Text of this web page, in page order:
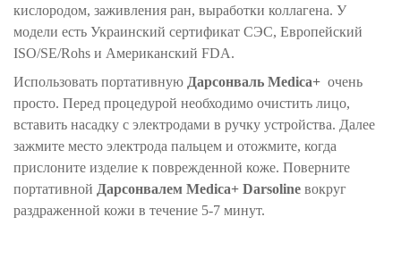
кислородом, заживления ран, выработки коллагена. У
модели есть Украинский сертификат СЭС, Европейский
ISO/SE/Rohs и Американский FDA.
Использовать портативную Дарсонваль Medica+ очень
просто. Перед процедурой необходимо очистить лицо,
вставить насадку с электродами в ручку устройства. Далее
зажмите место электрода пальцем и отожмите, когда
прислоните изделие к поврежденной коже. Поверните
портативной Дарсонвалем Medica+ Darsoline вокруг
раздраженной кожи в течение 5-7 минут.